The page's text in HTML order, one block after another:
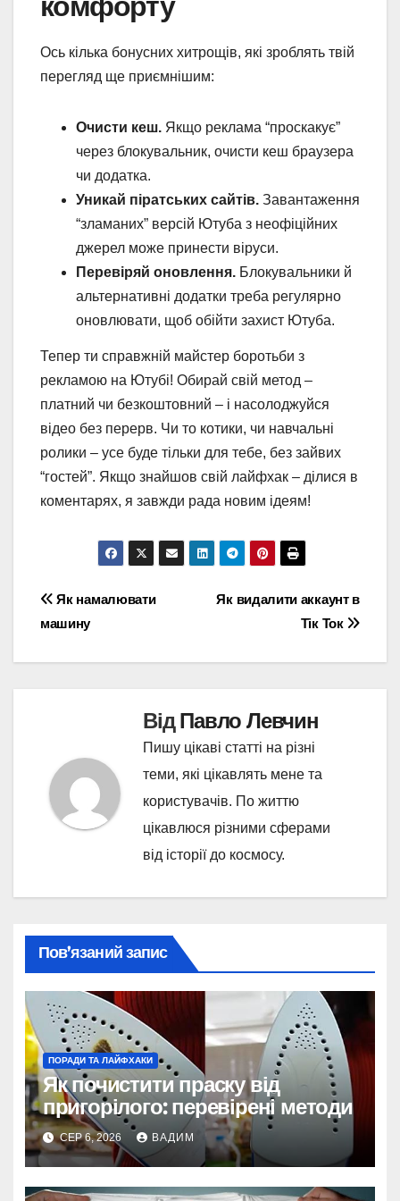
Ось кілька бонусних хитрощів, які зроблять твій
перегляд ще приємнішим:
Очисти кеш. Якщо реклама “проскакує”
через блокувальник, очисти кеш браузера
чи додатка.
Уникай піратських сайтів. Завантаження
“зламаних” версій Ютуба з неофіційних
джерел може принести віруси.
Перевіряй оновлення. Блокувальники й
альтернативні додатки треба регулярно
оновлювати, щоб обійти захист Ютуба.
Тепер ти справжній майстер боротьби з
рекламою на Ютубі! Обирай свій метод –
платний чи безкоштовний – і насолоджуйся
відео без перерв. Чи то котики, чи навчальні
ролики – усе буде тільки для тебе, без зайвих
“гостей”. Якщо знайшов свій лайфхак – ділися в
коментарях, я завжди рада новим ідеям!
Навігація
записів
Як видалити аккаунт в
Тік Ток
Як намалювати
машину
ВідПавло Левчин
Пишу цікаві статті на різні
теми, які цікавлять мене та
користувачів. По життю
цікавлюся різними сферами
від історії до космосу.
Пов’язаний запис
ПОРАДИ ТА ЛАЙФХАКИ
Як почистити праску від
пригорілого: перевірені методи
СЕР 6, 2026 ВАДИМ